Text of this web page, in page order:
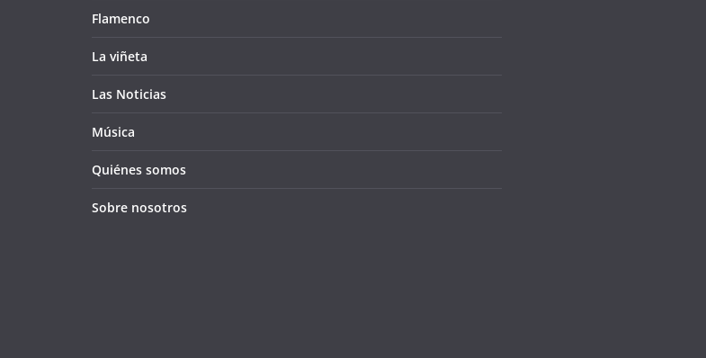
Flamenco
La viñeta
Las Noticias
Música
Quiénes somos
Sobre nosotros